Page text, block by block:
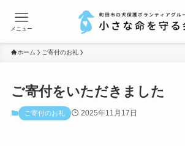
メニュー
ホーム ご寄付のお礼
ご寄付をいただきました
ご寄付のお礼 2025年11月17日